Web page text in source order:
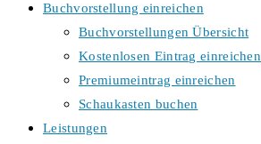
Buchvorstellung einreichen
Buchvorstellungen Übersicht
Kostenlosen Eintrag einreichen
Premiumeintrag einreichen
Schaukasten buchen
Leistungen